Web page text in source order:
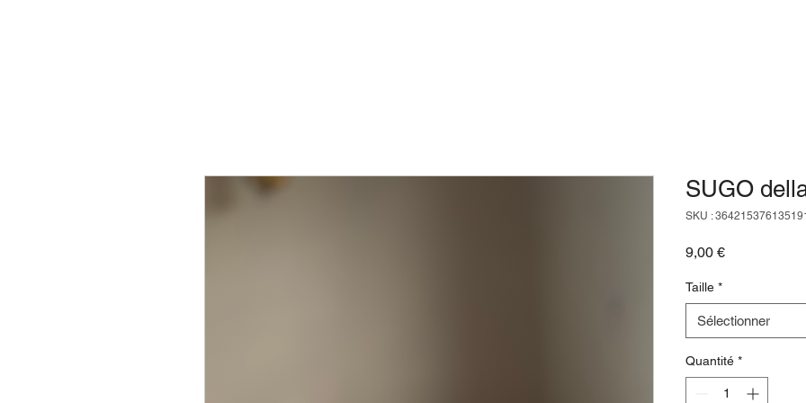
SUGO
SKU : 364215376135191
9,00 €Prix
Taille *
Sélectionner
Quantité *